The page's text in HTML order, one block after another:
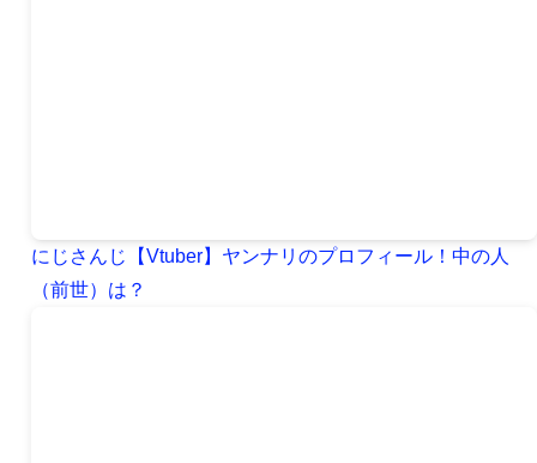
にじさんじ【Vtuber】ヤンナリのプロフィール！中の人
（前世）は？